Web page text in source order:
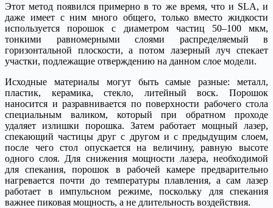
Этот метод появился примерно в то же время, что и SLA, и
даже имеет с ним много общего, только вместо жидкости
используется порошок с диаметром частиц 50–100 мкм,
тонкими равномерными слоями распределяемый в
горизонтальной плоскости, а потом лазерный луч спекает
участки, подлежащие отверждению на данном слое модели.
Исходные материалы могут быть самые разные: металл,
пластик, керамика, стекло, литейный воск. Порошок
наносится и разравнивается по поверхности рабочего стола
специальным валиком, который при обратном проходе
удаляет излишки порошка. Затем работает мощный лазер,
спекающий частицы друг с другом и с предыдущим слоем,
после чего стол опускается на величину, равную высоте
одного слоя. Для снижения мощности лазера, необходимой
для спекания, порошок в рабочей камере предварительно
нагревается почти до температуры плавления, а сам лазер
работает в импульсном режиме, поскольку для спекания
важнее пиковая мощность, а не длительность воздействия.